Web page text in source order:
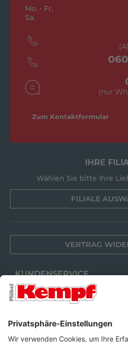
Mo. - Fr.
Sa.
(nur
Zum Kontaktformular
IHRE
Wählen Sie bitte Ihre
FILIALE
VERTRAG
KUNDENSERVICE
FILIALEN